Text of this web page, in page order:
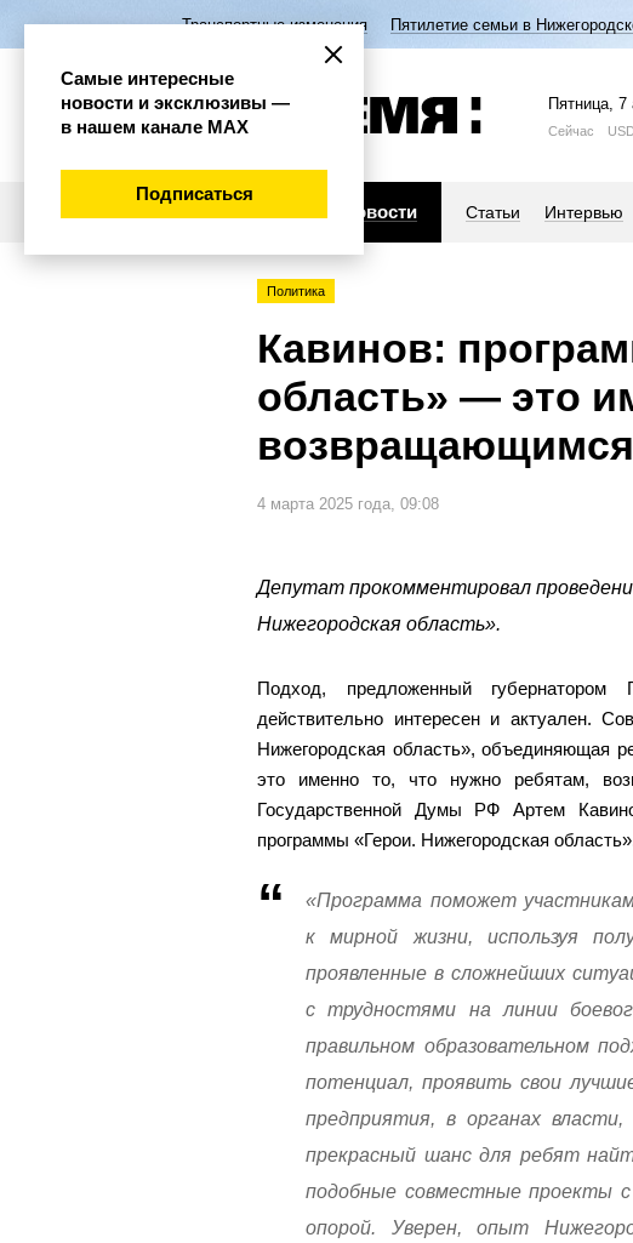
Транспортные изменения Пятилетие семьи в
Пятница, 7
Сейчас
Новости Статьи Интервью
Политика
Кавинов:
область» — это
4 марта 2025 года, 09:08
Депутат прокомментировал
Нижегородская область».
Подход, предложенный
действительно интересен и актуален.
Нижегородская область», объединяющая
это именно то, что нужно ребятам,
Государственной Думы РФ Артем
программы «Герои. Нижегородская
«Программа поможет
к мирной жизни, используя
проявленные в сложнейших
с трудностями на линии
правильном образовательном
потенциал, проявить свои
предприятия, в органах
прекрасный шанс для ребят
подобные совместные проекты
опорой. Уверен, опыт
Самые интересные
новости и эксклюзивы —
в нашем канале МАХ
Подписаться